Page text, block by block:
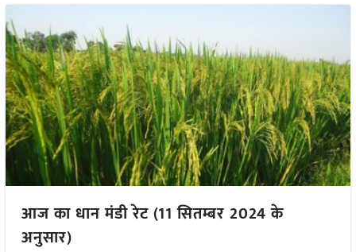
आज का धान मंडी रेट (11 सितम्बर 2024 के
अनुसार)